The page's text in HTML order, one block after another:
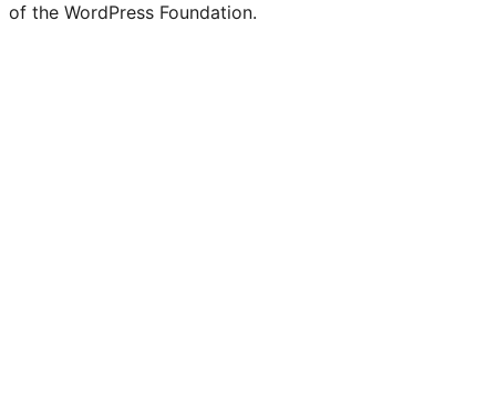
of the WordPress Foundation.